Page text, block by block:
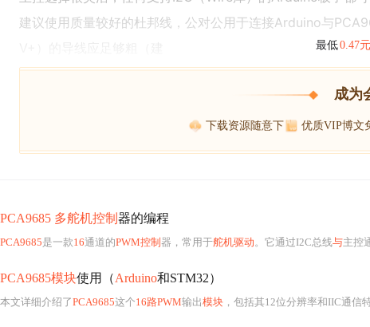
建议使用质量较好的杜邦线，公对公用于连接Arduino与
最低0.47
成为
下载资源随意下 优质VIP博文
PCA9685 多舵机控制 器的编程
PCA9685是一款16通道的PWM控制 器，常用于舵机驱动。它通过I2C总线与主控
PCA9685模块使用（Arduino和STM32）
本文详细介绍了PCA9685这个16路PWM输出模块 ，包括其12位分辨率和IIC通信